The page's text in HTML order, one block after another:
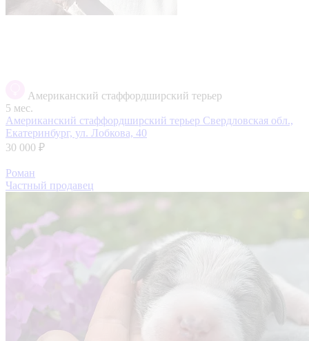
Американский стаффордширский терьер
5 мес.
Американский стаффордширский терьер Свердловская обл.,
Екатеринбург, ул. Лобкова, 40
30 000 ₽
Роман
Частный продавец